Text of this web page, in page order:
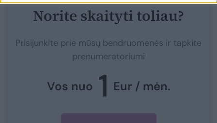
Norite skaityti toliau?
Prisijunkite prie mūsų bendruomenės ir tapkite
prenumeratoriumi
Vos nuo 1 Eur / mėn.